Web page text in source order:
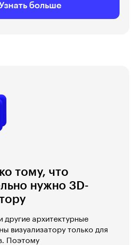
больше
тому, что
нужно 3D-
другие архитектурные
визуализатору только для
Поэтому